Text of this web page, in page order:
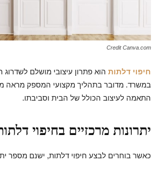
Credit Canva.com
חיפוי דלתות הוא פתרון עיצובי מושלם לשדרוג
במשרד. מדובר בתהליך מקצועי המספק מראה
התאמה לעיצוב הכולל של הבית וסביבתו.
יתרונות מרכזיים בחיפוי
כאשר בוחרים לבצע חיפוי דלתות, ישנם מספר